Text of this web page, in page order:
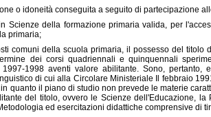
o idoneità conseguita a seguito di partecipazione
Scienze della formazione primaria valida, per
primaria;
comuni della scuola primaria, il possesso del titolo
dei corsi quadriennali e quinquennali
1997-1998 aventi valore abilitante. Sono,
di cui alla Circolare Ministeriale Il febbraio
quanto il piano di studio non prevede le materie
del titolo, ovvero le Scienze dell'Educazione,
ed esercitazioni didattiche comprensive di